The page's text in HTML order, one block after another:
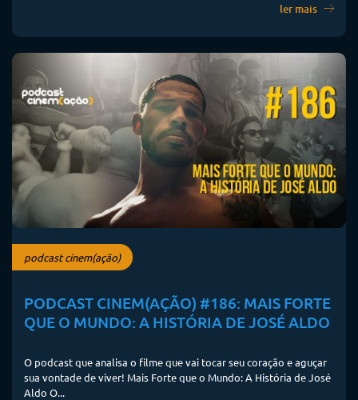
ler mais
podcast cinem(ação)
PODCAST CINEM(AÇÃO) #186: MAIS FORTE
QUE O MUNDO: A HISTÓRIA DE JOSÉ ALDO
O podcast que analisa o filme que vai tocar seu coração e aguçar
sua vontade de viver! Mais Forte que o Mundo: A História de José
Aldo O...